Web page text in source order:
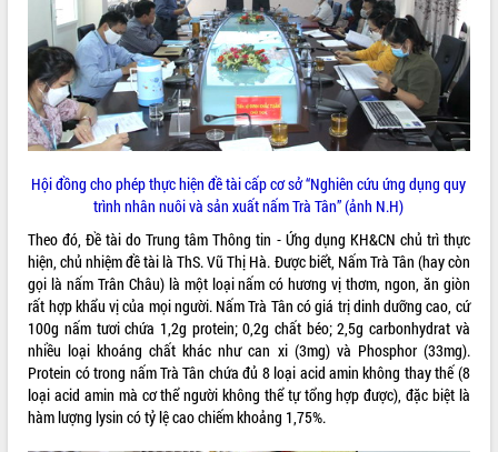
QUY HOẠCH - KẾ HOẠCH
Hội đồng cho phép thực hiện đề tài cấp cơ sở “Nghiên cứu ứng dụng quy
trình nhân nuôi và sản xuất nấm Trà Tân” (ảnh N.H)
Theo đó, Đề tài do Trung tâm Thông tin - Ứng dụng KH&CN chủ trì thực
hiện, chủ nhiệm đề tài là ThS. Vũ Thị Hà. Được biểt, Nấm Trà Tân (hay còn
gọi là nấm Trân Châu) là một loại nấm có hương vị thơm, ngon, ăn giòn
rất hợp khẩu vị của mọi người. Nấm Trà Tân có giá trị dinh dưỡng cao, cứ
100g nấm tươi chứa 1,2g protein; 0,2g chất béo; 2,5g carbonhydrat và
nhiều loại khoáng chất khác như can xi (3mg) và Phosphor (33mg).
Protein có trong nấm Trà Tân chứa đủ 8 loại acid amin không thay thế (8
loại acid amin mà cơ thể người không thể tự tổng hợp được), đặc biệt là
hàm lượng lysin có tỷ lệ cao chiếm khoảng 1,75%.